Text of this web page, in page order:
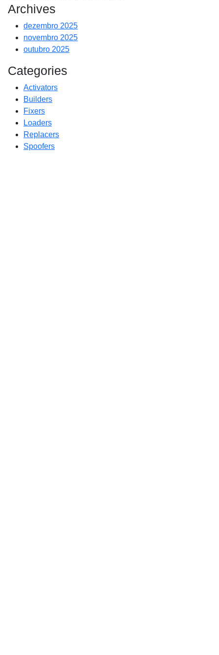
Archives
dezembro 2025
novembro 2025
outubro 2025
Categories
Activators
Builders
Fixers
Loaders
Replacers
Spoofers